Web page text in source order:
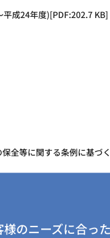
成24年度)[PDF:202.7 KB]
全等に関する条例に基づ
様のニーズに合っ